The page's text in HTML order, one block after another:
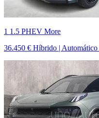
1 1.5 PHEV More
36.450 € Híbrido | Automático